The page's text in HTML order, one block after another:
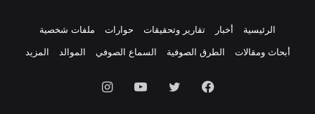
الرئيسية أخبار تقارير وتحقيقات حوارات
ملفات شخصية
أبحاث ومقالات
الطرق الصوفية السماع الصوفي الموالد المزيد
فيسبوك تويتر يوتيوب